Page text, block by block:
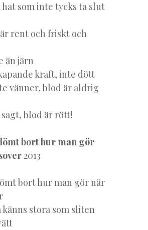
som inte tycks ta slut
rent och friskt och
än järn
kraft, inte dött
vänner, blod är aldrig
sagt, blod är rött!
bort hur man gör
2013
bort hur man gör när
stora som sliten